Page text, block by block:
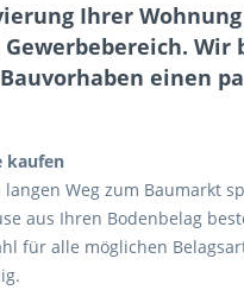
Ihrer
Wir
einen
kaufen
Weg zum Baumarkt
aus Ihren Bodenbelag
für alle möglichen